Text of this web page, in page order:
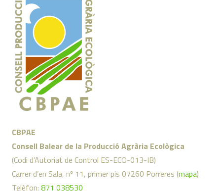
CBPAE
Consell Balear de la Producció Agrària Ecològica
(Codi d’Autoriat de Control ES-ECO-013-IB)
Carrer d’en Sala, nº 11, primer pis 07260 Porreres (mapa)
Telèfon: 871 038530